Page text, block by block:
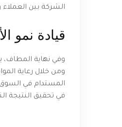
الشركة بين العملاء
قيادة نمو
وفي نهاية المطاف،
ومن خلال رعاية
المستدام في
في تحقيق النتيجة